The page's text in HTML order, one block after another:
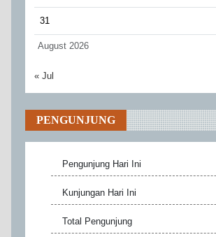
August 2026
31
« Jul
PENGUNJUNG
Pengunjung Hari Ini
Kunjungan Hari Ini
Total Pengunjung